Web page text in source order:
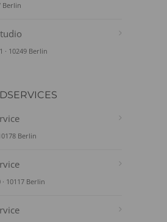
Berlin
· 10249 Berlin
Berlin
10117 Berlin